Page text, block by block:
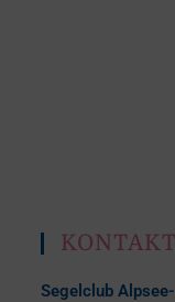
KONTAKT
Segelclub